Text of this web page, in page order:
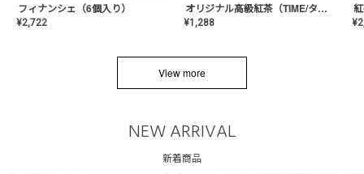
フィナンシェ（6個入り）
¥2,722
オリジナル高級紅茶（TIME/タイム）【ギフト/プチギフト/プレゼント/内祝い/結婚式/オリジナル配合/高品質/ハーブティー/茶葉/記念日/お返し/手土産/美容/おしゃれ】
¥1,288 ¥
View more
NEW ARRIVAL
新着商品